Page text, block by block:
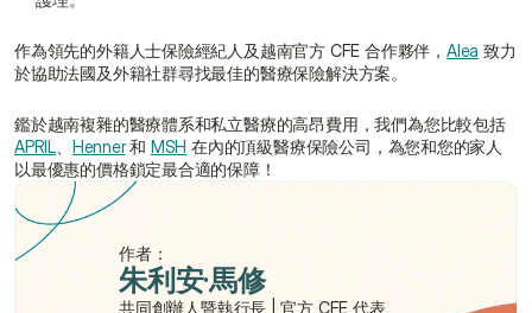
作為領先的外籍人士保險經紀人及越南官方 CFE 合作夥伴， Alea 致力
於協助法國及外籍社群尋找最佳的醫療保險解決方案。
鑑於越南複雜的醫療體系和私立醫療的高昂費用，我們為您比較包括
APRIL、 Henner 和 MSH 在內的頂級醫療保險公司，為您和您的家人
以最優惠的價格鎖定最合適的保障！
作者：
朱利安·馬修
共同創辦人暨執行長 | 官方 CFE 代表